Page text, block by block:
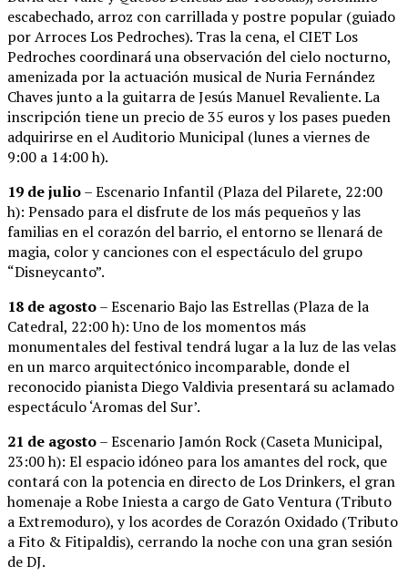
escabechado, arroz con carrillada y postre popular (guiado
por Arroces Los Pedroches). Tras la cena, el CIET Los
Pedroches coordinará una observación del cielo nocturno,
amenizada por la actuación musical de Nuria Fernández
Chaves junto a la guitarra de Jesús Manuel Revaliente. La
inscripción tiene un precio de 35 euros y los pases pueden
adquirirse en el Auditorio Municipal (lunes a viernes de
9:00 a 14:00 h).
19 de julio– Escenario Infantil (Plaza del Pilarete, 22:00
h): Pensado para el disfrute de los más pequeños y las
familias en el corazón del barrio, el entorno se llenará de
magia, color y canciones con el espectáculo del grupo
“Disneycanto”.
18 de agosto– Escenario Bajo las Estrellas (Plaza de la
Catedral, 22:00 h): Uno de los momentos más
monumentales del festival tendrá lugar a la luz de las velas
en un marco arquitectónico incomparable, donde el
reconocido pianista Diego Valdivia presentará su aclamado
espectáculo ‘Aromas del Sur’.
21 de agosto– Escenario Jamón Rock (Caseta Municipal,
23:00 h): El espacio idóneo para los amantes del rock, que
contará con la potencia en directo de Los Drinkers, el gran
homenaje a Robe Iniesta a cargo de Gato Ventura (Tributo
a Extremoduro), y los acordes de Corazón Oxidado (Tributo
a Fito & Fitipaldis), cerrando la noche con una gran sesión
de DJ.